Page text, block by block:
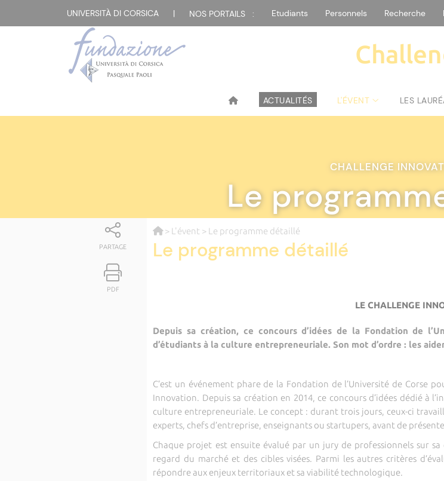
UNIVERSITÀ DI CORSICA | NOS PORTAILS : Etudiants Personnels Recherche
ACTUALITÉS L'ÉVENT LES
CHALLENGE
Le
PARTAGE
PDF
> L'évent > Le programme détaillé
Le programme détaillé
LE CHALLENGE
Depuis sa création, ce concours d’idées de la Fondation de
d’étudiants à la culture entrepreneuriale. Son mot d’ordre : les
C’est un événement phare de la Fondation de l’Université de Corse
Innovation. Depuis sa création en 2014, ce concours d’idées dédié à
culture entrepreneuriale. Le concept : durant trois jours, ceux-ci
experts, chefs d’entreprise, enseignants ou startupers, avant de
Chaque projet est ensuite évalué par un jury de professionnels sur
regard du marché et des cibles visées. Parmi les autres critères
répondre aux enjeux territoriaux et sa viabilité technologique.